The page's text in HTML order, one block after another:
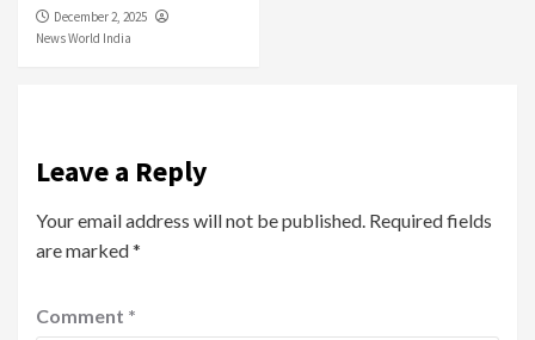
December 2, 2025
News World India
Leave a Reply
Your email address will not be published. Required fields
are marked*
Comment *